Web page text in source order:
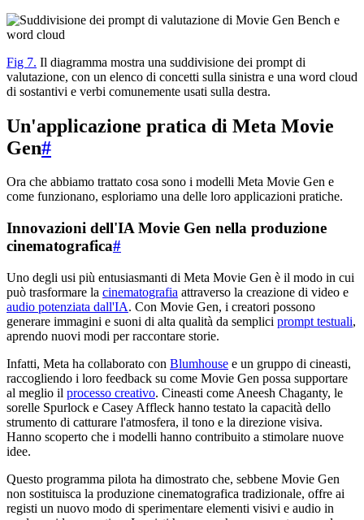
Fig 7. Il diagramma mostra una suddivisione dei prompt di
valutazione, con un elenco di concetti sulla sinistra e una word cloud
di sostantivi e verbi comunemente usati sulla destra.
Un'applicazione pratica di Meta Movie
Gen#
Ora che abbiamo trattato cosa sono i modelli Meta Movie Gen e
come funzionano, esploriamo una delle loro applicazioni pratiche.
Innovazioni dell'IA Movie Gen nella produzione
cinematografica#
Uno degli usi più entusiasmanti di Meta Movie Gen è il modo in cui
può trasformare la cinematografia attraverso la creazione di video e
audio potenziata dall'IA. Con Movie Gen, i creatori possono
generare immagini e suoni di alta qualità da semplici prompt testuali,
aprendo nuovi modi per raccontare storie.
Infatti, Meta ha collaborato con Blumhouse e un gruppo di cineasti,
raccogliendo i loro feedback su come Movie Gen possa supportare
al meglio il processo creativo. Cineasti come Aneesh Chaganty, le
sorelle Spurlock e Casey Affleck hanno testato la capacità dello
strumento di catturare l'atmosfera, il tono e la direzione visiva.
Hanno scoperto che i modelli hanno contribuito a stimolare nuove
idee.
Questo programma pilota ha dimostrato che, sebbene Movie Gen
non sostituisca la produzione cinematografica tradizionale, offre ai
registi un nuovo modo di sperimentare elementi visivi e audio in